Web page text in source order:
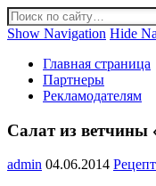
Show Navigation Hide
Главная страница
Партнеры
Рекламодателям
Салат из ветчины
admin 04.06.2014